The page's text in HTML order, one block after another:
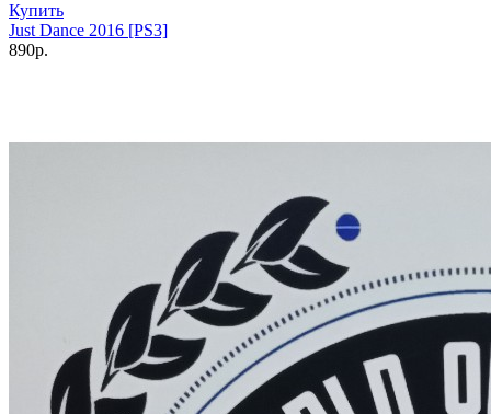
Купить
Just Dance 2016 [PS3]
890р.